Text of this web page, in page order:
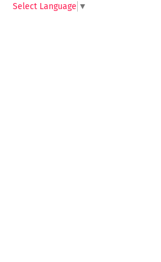
Select Language ▼